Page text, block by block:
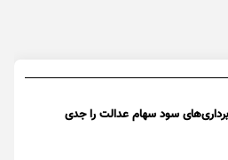
سود سهام عدالت را جدی